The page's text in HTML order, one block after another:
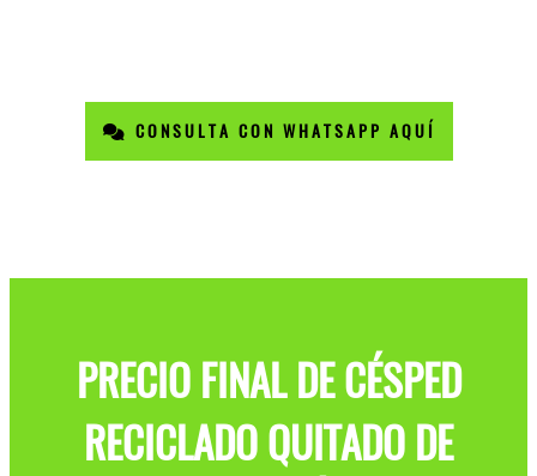
CONSULTA CON WHATSAPP AQUÍ
PRECIO FINAL DE CÉSPED
RECICLADO QUITADO DE